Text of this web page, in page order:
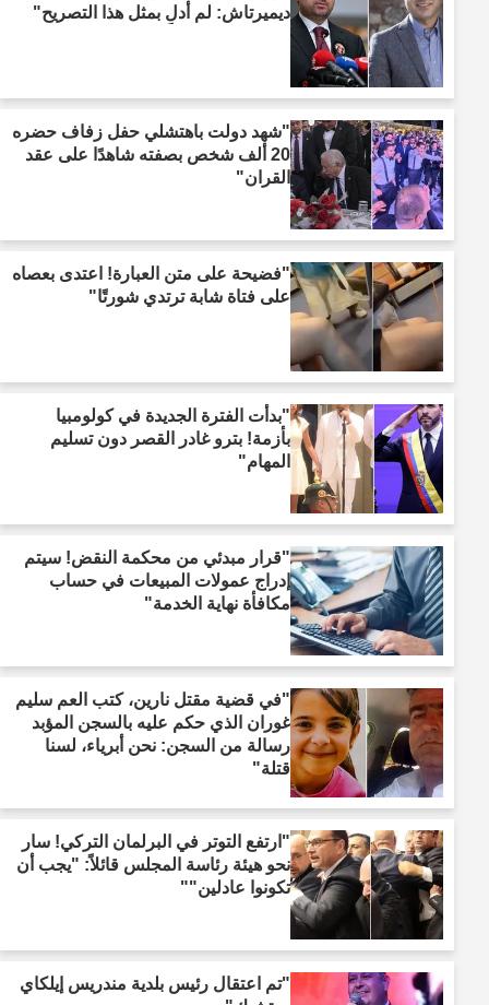
ديميرتاش: لم أدلِ بمثل هذا التصريح"
"شهد دولت باهتشلي حفل زفاف حضره
20 ألف شخص بصفته شاهدًا على عقد
القران"
"فضيحة على متن العبارة! اعتدى بعصاه
على فتاة شابة ترتدي شورتًا"
"بدأت الفترة الجديدة في كولومبيا
بأزمة! بترو غادر القصر دون تسليم
المهام"
"قرار مبدئي من محكمة النقض! سيتم
إدراج عمولات المبيعات في حساب
مكافأة نهاية الخدمة"
"في قضية مقتل نارين، كتب العم سليم
غوران الذي حكم عليه بالسجن المؤبد
رسالة من السجن: نحن أبرياء، لسنا
قتلة"
"ارتفع التوتر في البرلمان التركي! سار
نحو هيئة رئاسة المجلس قائلاً: "يجب أن
تكونوا عادلين""
"تم اعتقال رئيس بلدية مندريس إيلكاي